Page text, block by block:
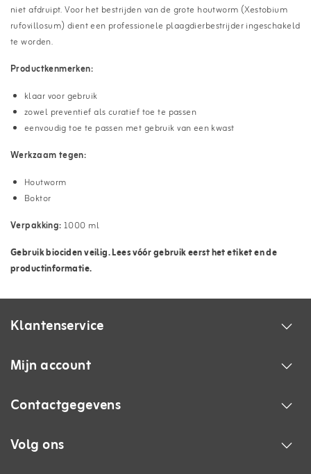
niet afdruipt. Voor het bestrijden van de grote houtworm (Xestobium
rufovillosum) dient een professionele plaagdierbestrijder ingeschakeld
te worden.
Productkenmerken:
klaar voor gebruik
zowel preventief als curatief toe te passen
eenvoudig toe te passen met gebruik van een kwast
Werkzaam tegen:
Houtworm
Boktor
Verpakking:1000 ml
Gebruik biociden veilig. Lees vóór gebruik eerst het etiket en de
productinformatie.
Klantenservice
Mijn account
Contactgegevens
Volg ons